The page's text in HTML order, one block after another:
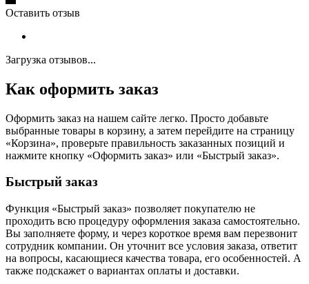
Оставить отзыв
Загрузка отзывов...
Как оформить заказ
Оформить заказ на нашем сайте легко. Просто добавьте
выбранные товары в корзину, а затем перейдите на страницу
«Корзина», проверьте правильность заказанных позиций и
нажмите кнопку «Оформить заказ» или «Быстрый заказ».
Быстрый заказ
Функция «Быстрый заказ» позволяет покупателю не
проходить всю процедуру оформления заказа самостоятельно.
Вы заполняете форму, и через короткое время вам перезвонит
сотрудник компании. Он уточнит все условия заказа, ответит
на вопросы, касающиеся качества товара, его особенностей. А
также подскажет о вариантах оплаты и доставки.